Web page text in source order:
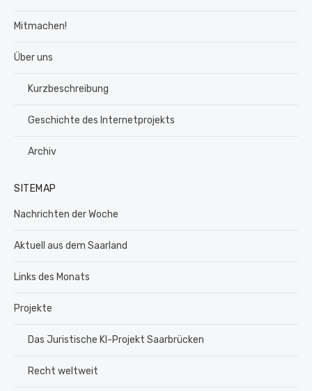
Mitmachen!
Über uns
Kurzbeschreibung
Geschichte des Internetprojekts
Archiv
SITEMAP
Nachrichten der Woche
Aktuell aus dem Saarland
Links des Monats
Projekte
Das Juristische KI-Projekt Saarbrücken
Recht weltweit